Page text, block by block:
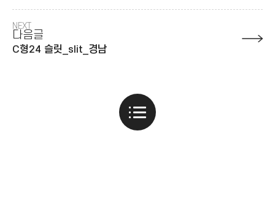
NEXT
다음글
C형24 슬릿_slit_경남